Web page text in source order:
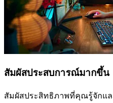
สัมผัสประสบการณ์มากขึ้น
สัมผัสประสิทธิภาพที่คุณรู้จักแ